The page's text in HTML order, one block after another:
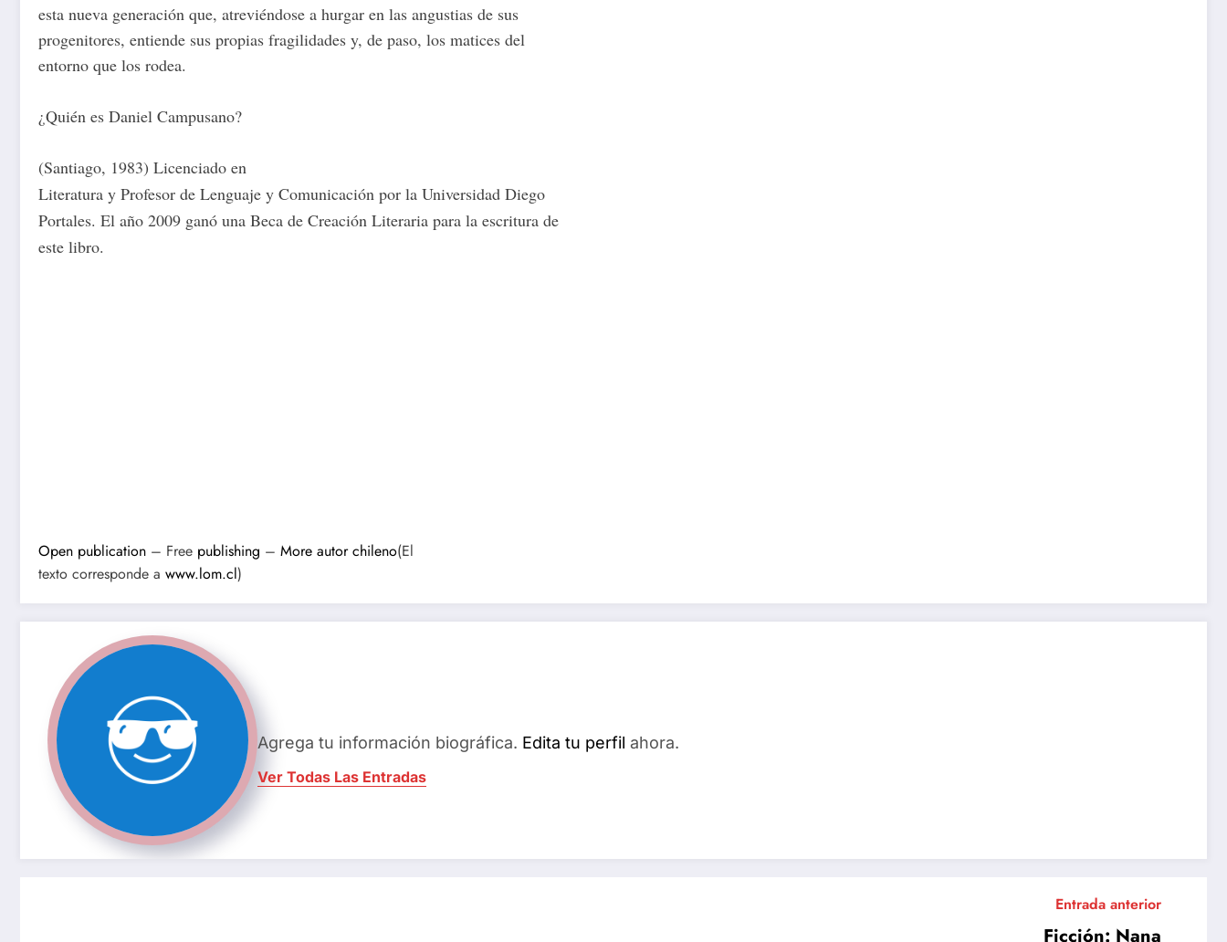
esta nueva generación que, atreviéndose a hurgar en las angustias de sus
progenitores, entiende sus propias fragilidades y, de paso, los matices del
entorno que los rodea.
¿Quién es Daniel Campusano?
(Santiago, 1983) Licenciado en
Literatura y Profesor de Lenguaje y Comunicación por la Universidad Diego
Portales. El año 2009 ganó una Beca de Creación Literaria para la escritura de
este libro.
Open publication – Free publishing – More autor chileno(El
texto corresponde a www.lom.cl)
Agrega tu información biográfica. Edita tu perfil ahora.
Ver Todas Las Entradas
Entrada anterior
Ficción: Nana